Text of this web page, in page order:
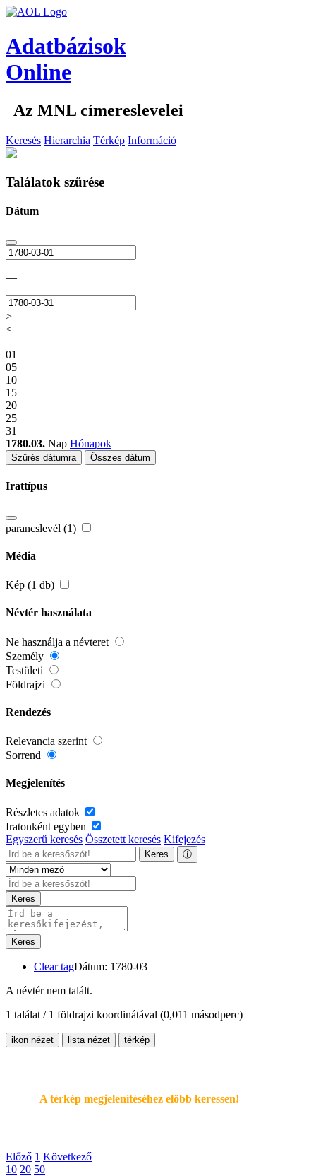
Adatbázisok
Online
Az MNL címereslevelei
Keresés Hierarchia Térkép Információ
Találatok szűrése
Dátum
—
>
<
01
05
10
15
20
25
31
1780.03. Nap Hónapok
Szűrés dátumra Összes dátum
Irattípus
parancslevél (1)
Média
Kép (1 db)
Névtér használata
Ne használja a névteret
Személy
Testületi
Földrajzi
Rendezés
Relevancia szerint
Sorrend
Megjelenítés
Részletes adatok
Iratonként egyben
Egyszerű keresés Összetett keresés Kifejezés
Keres ⓘ
Keres
Keres
Clear tagDátum: 1780-03
A névtér nem talált.
1 találat / 1 földrajzi koordinátával (0,011 másodperc)
ikon nézet lista nézet térkép
A térkép megjelenítéséhez elöbb keressen!
Előző 1 Következő
10 20 50